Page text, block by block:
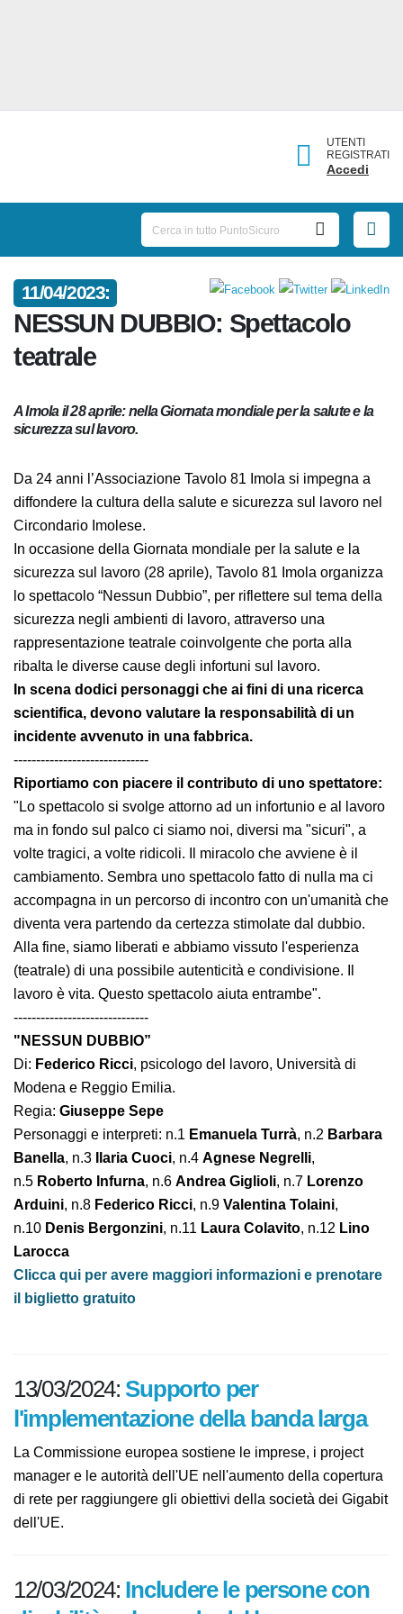
UTENTI
REGISTRATI
Accedi
11/04/2023:
NESSUN DUBBIO: Spettacolo
teatrale
A Imola il 28 aprile: nella Giornata mondiale per la salute e
la sicurezza sul lavoro.
Da 24 anni l’Associazione Tavolo 81 Imola si impegna a
diffondere la cultura della salute e sicurezza sul lavoro
nel Circondario Imolese.
In occasione della Giornata mondiale per la salute e la
sicurezza sul lavoro (28 aprile), Tavolo 81 Imola
organizza lo spettacolo “Nessun Dubbio”, per riflettere
sul tema della sicurezza negli ambienti di lavoro,
attraverso una rappresentazione teatrale coinvolgente
che porta alla ribalta le diverse cause degli infortuni sul
lavoro.
In scena dodici personaggi che ai fini di una ricerca
scientifica, devono valutare la responsabilità di un
incidente avvenuto in una fabbrica.
------------------------------
Riportiamo con piacere il contributo di uno
spettatore:
"Lo spettacolo si svolge attorno ad un infortunio e al
lavoro ma in fondo sul palco ci siamo noi, diversi ma
"sicuri", a volte tragici, a volte ridicoli. Il miracolo che
avviene è il cambiamento. Sembra uno spettacolo fatto
di nulla ma ci accompagna in un percorso di incontro
con un'umanità che diventa vera partendo da certezza
stimolate dal dubbio. Alla fine, siamo liberati e abbiamo
vissuto l'esperienza (teatrale) di una possibile
autenticità e condivisione. Il lavoro è vita. Questo
spettacolo aiuta entrambe".
------------------------------
"NESSUN DUBBIO”
Di:Federico Ricci, psicologo del lavoro, Università di
Modena e Reggio Emilia.
Regia:Giuseppe Sepe
Personaggi e interpreti: n.1Emanuela Turrà,
n.2Barbara Banella, n.3Ilaria Cuoci, n.4Agnese
Negrelli
n.7Lorenzo Arduini , n.8Federico Ricci, n.9 Valentina
Tolaini, n.10Denis Bergonzini
13/03/2024:Supporto per
l'implementazione della banda
larga
manager e le autorità dell'UE nell'aumento della
copertura di rete per raggiungere gli obiettivi della